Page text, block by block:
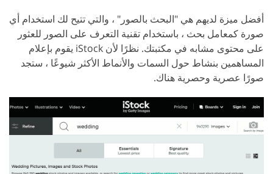
أفضل ميزة لديهم هي "البحث بالصور" ، والتي تتيح لك استخدام أي
صورة كمعامل بحث ، باستخدام تقنية التعرف على الصور للعثور
على محتوى مشابه في مكتبتك. نظرًا لأن iStock يقوم بإعلام
المساهمين بنشاط حول السمات والأنماط الأكثر شيوعًا ، ستجد
صورًا عصرية وحصرية هناك.